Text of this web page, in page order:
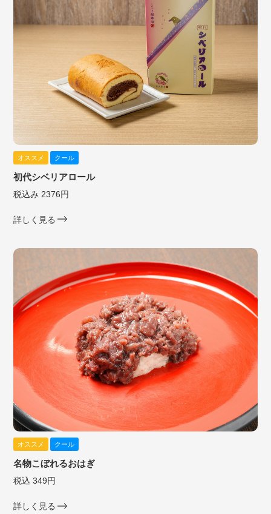
オススメ クール
初代シベリアロール
税込み 2376円
詳しく見る
オススメ クール
名物こぼれるおはぎ
税込 349円
詳しく見る